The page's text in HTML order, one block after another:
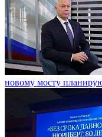
новому мосту